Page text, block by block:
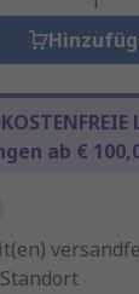
ab €